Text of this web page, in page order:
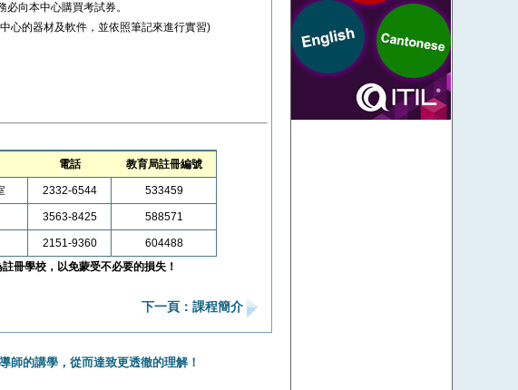
向本中心購買考試券。
心的器材及軟件，並依照筆記來進行實習)
電話 教育局註冊編號
2332-6544 533459
3563-8425 588571
2151-9360
604488
冊學校，以免蒙受不必要的損失！
下一頁：課程簡介
師的講學，從而達致更透徹的理解！